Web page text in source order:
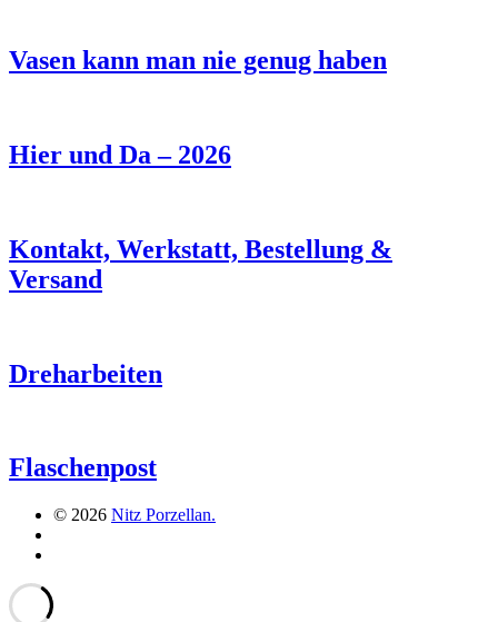
Vasen kann man nie genug haben
Hier und Da – 2026
Kontakt, Werkstatt, Bestellung &
Versand
Dreharbeiten
Flaschenpost
© 2026 Nitz Porzellan.